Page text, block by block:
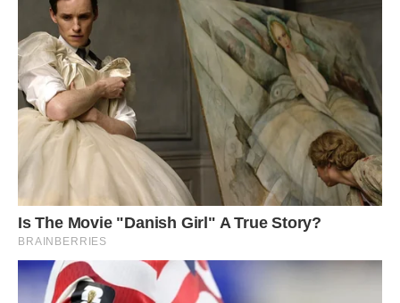
Смачного!